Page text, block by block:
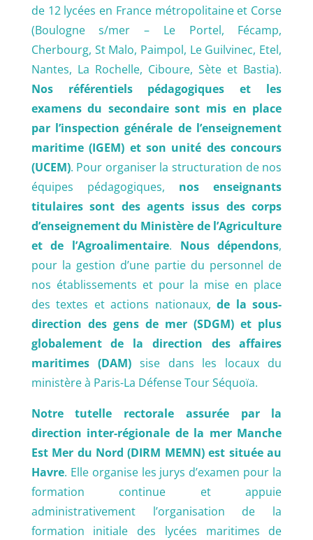
de 12 lycées en France métropolitaine et Corse
(Boulogne s/mer – Le Portel, Fécamp,
Cherbourg, St Malo, Paimpol, Le Guilvinec, Etel,
Nantes, La Rochelle, Ciboure, Sète et Bastia).
Nos référentiels pédagogiques et les
examens du secondaire sont mis en place
par l’inspection générale de l’enseignement
maritime (IGEM) et son unité des concours
(UCEM). Pour organiser la structuration de nos
équipes pédagogiques, nos enseignants
titulaires sont des agents issus des corps
d’enseignement du Ministère de l’Agriculture
et de l’Agroalimentaire. Nous dépendons,
pour la gestion d’une partie du personnel de
nos établissements et pour la mise en place
des textes et actions nationaux,de la sous-
direction des gens de mer (SDGM) et plus
globalement de la direction des affaires
maritimes (DAM)sise dans les locaux du
ministère à Paris-La Défense Tour Séquoïa.
Notre tutelle rectorale assurée par la
direction inter-régionale de la mer Manche
Est Mer du Nord (DIRM MEMN) est située au
Havre. Elle organise les jurys d’examen pour la
formation continue et appuie
administrativement l’organisation de la
formation initiale des lycées maritimes de